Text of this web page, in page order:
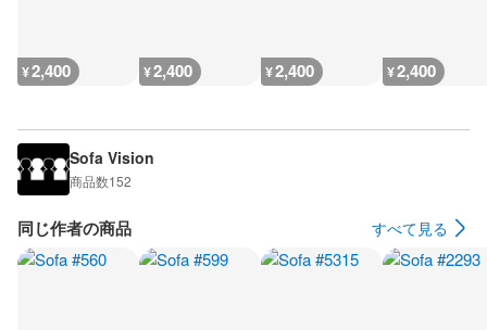
¥2,400 ¥2,400 ¥2,400 ¥2,400
Sofa Vision
商品数152
同じ作者の商品 すべて見る